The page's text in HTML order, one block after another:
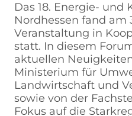
Das 18. Energie- und
Nordhessen fand am
Veranstaltung in
statt. In diesem
aktuellen
Ministerium für
Landwirtschaft und
sowie von der
Fokus auf die